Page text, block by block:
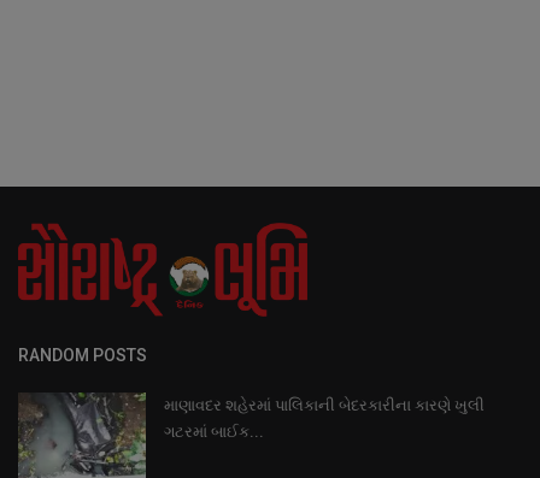
RANDOM POSTS
માણાવદર શહેરમાં પાલિકાની બેદરકારીના કારણે ખુલી
ગટરમાં બાઈક...